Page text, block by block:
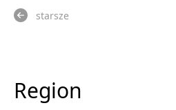
starsze
Region